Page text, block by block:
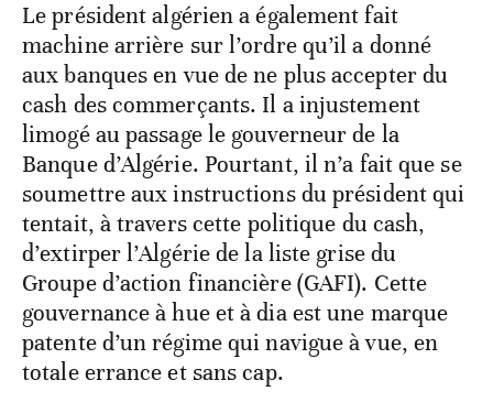
Le président algérien a également fait
machine arrière sur l’ordre qu’il a donné
aux banques en vue de ne plus accepter du
cash des commerçants. Il a injustement
limogé au passage le gouverneur de la
Banque d’Algérie. Pourtant, il n’a fait que se
soumettre aux instructions du président qui
tentait, à travers cette politique du cash,
d’extirper l’Algérie de la liste grise du
Groupe d’action financière (GAFI). Cette
gouvernance à hue et à dia est une marque
patente d’un régime qui navigue à vue, en
totale errance et sans cap.